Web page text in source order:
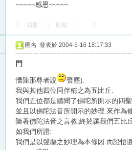
~~~~~感恩~~~~~
回覆 刪除
匿名 發表於 2004-5-16 18:17:33
門
憍陳那尊者說
聲塵).
我與其他四位同伴稱之為五比丘.
我們五位都是聽聞了佛陀所開示的四
並且以佛陀法音所開示的妙理.來作為
隨著佛陀法音之言教.終於讓我們五比
如我們所證:
我們是以聲塵之妙理為本修因.而證悟